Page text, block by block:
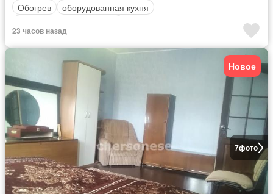
Обогрев
оборудованная кухня
23 часов назад
7фото
Новое